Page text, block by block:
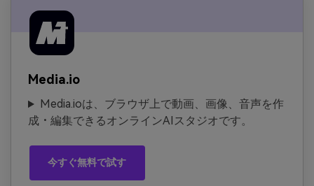
Media.io
Media.ioは、ブラウザ上で動画、画像、音声を作
成・編集できるオンラインAIスタジオです。
今すぐ無料で試す